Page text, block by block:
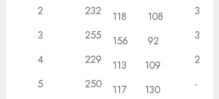
2
232 118 108
3
3
255 156 92
3
4
229 113 109
2
5
250 117 130
-